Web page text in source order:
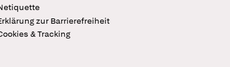
zur Barrierefreiheit
& Tracking